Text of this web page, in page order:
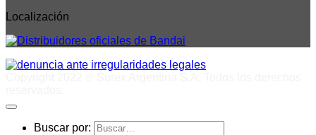
Localización
Buscar por: